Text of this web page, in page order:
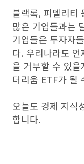
블랙록, 피델리티
많은 기업들과는
기업들은 투자자
다. 우리나라도
을 거부할 수 있
더리움 ETF가 될
오늘도 경제 지식
합니다.